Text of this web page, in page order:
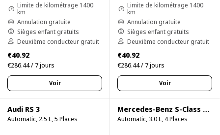
Limite de kilométrage 1400
km
Annulation gratuite
Sièges enfant gratuits
Deuxième conducteur gratuit
€40.92
€286.44 / 7 jours
Voir
Limite de kilométrage 1400
km
Annulation gratuite
Sièges enfant gratuits
Deuxième conducteur gratuit
€40.92
€286.44 / 7 jours
Voir
Audi RS 3
Automatic, 2.5 L, 5 Places
Mercedes-Benz S-Class S500
Automatic, 3.0 L, 4 Places